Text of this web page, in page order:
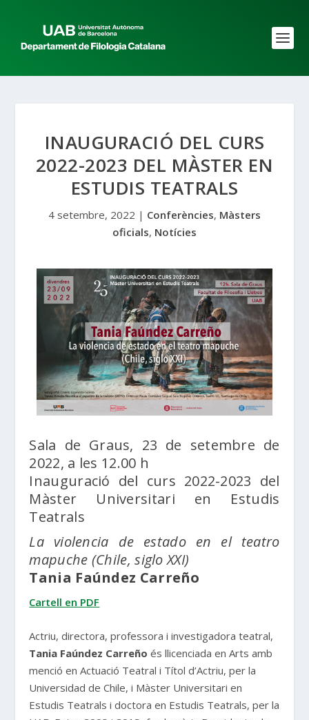
INAUGURACIÓ DEL CURS
2022-2023 DEL MÀSTER EN
ESTUDIS TEATRALS
4 setembre, 2022 | Conferències, Màsters
oficials, Notícies
Sala de Graus, 23 de setembre de
2022, a les 12.00 h
Inauguració del curs 2022-2023 del
Màster Universitari en Estudis
Teatrals
La violencia de estado en el teatro
mapuche (Chile, siglo XXI)
Tania Faúndez Carreño
Cartell en PDF
Actriu, directora, professora i investigadora teatral,
Tania Faúndez Carreño és llicenciada en Arts amb
menció en Actuació Teatral i Títol d’Actriu, per la
Universidad de Chile, i Màster Universitari en
Estudis Teatrals i doctora en Estudis Teatrals, per la